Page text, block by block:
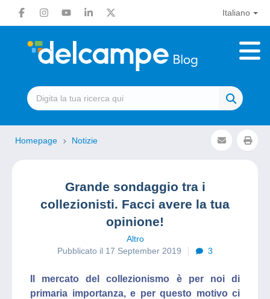
Italiano
Homepage Notizie
Grande sondaggio tra i
collezionisti. Facci avere la tua
opinione!
Altro
Pubblicato il 17 September 2019
3
Il mercato del collezionismo è per noi di
primaria importanza, e per questo motivo ci